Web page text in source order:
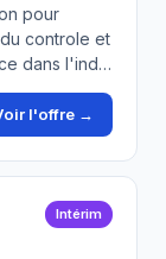
pour
controle et
dans l'ind…
l'offre →
Intérim